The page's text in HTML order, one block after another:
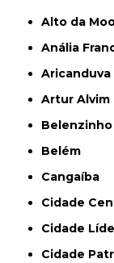
Alto da
Anália
Aricanduva
Artur Alvim
Belenzinho
Belém
Cangaíba
Cidade
Cidade
Cidade